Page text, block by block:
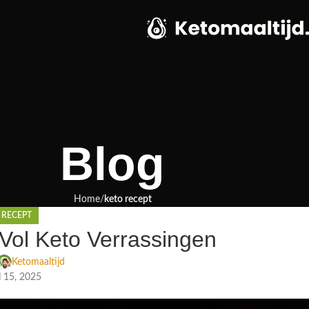
Blog
Home keto recept
Keto Verrassingen
Ketomaaltijd
15, 2025